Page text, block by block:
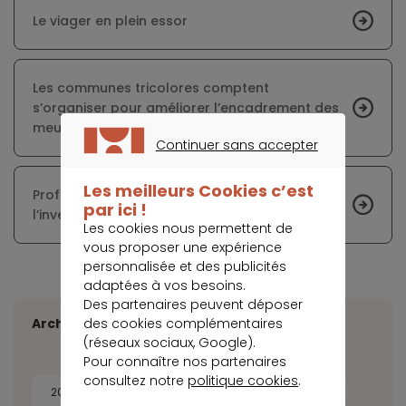
Le viager en plein essor
Les communes tricolores comptent
s’organiser pour améliorer l’encadrement des
meublés de tourisme
Profiter d’une retraite stable grâce à
l’investissement sans apport en France
Archives
2026 2024
Continuer sans accepter
Les meilleurs Cookies c’est
par ici !
Les cookies nous permettent de
vous proposer une expérience
personnalisée et des publicités
adaptées à vos besoins.
Des partenaires peuvent déposer
des cookies complémentaires
(réseaux sociaux, Google).
Pour connaître nos partenaires
consultez notre politique cookies.